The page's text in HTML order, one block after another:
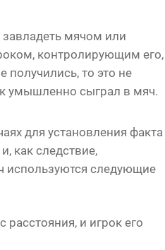
мячом или
контролирующим его,
то это не
умышленно сыграл в мяч.
для установления факта
как следствие,
следующие
и игрок его